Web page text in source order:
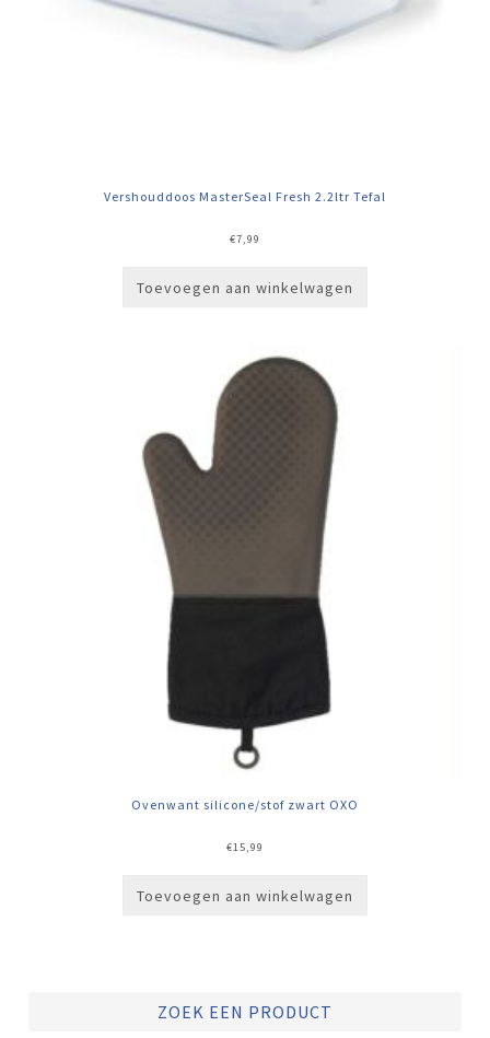
Vershouddoos MasterSeal Fresh 2.2ltr Tefal
€7,99
Toevoegen aan winkelwagen
Ovenwant silicone/stof zwart OXO
€15,99
Toevoegen aan winkelwagen
ZOEK EEN PRODUCT